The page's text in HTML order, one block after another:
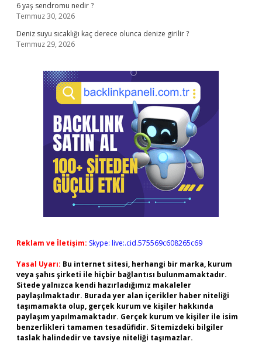
6 yaş sendromu nedir ?
Temmuz 30, 2026
Deniz suyu sıcaklığı kaç derece olunca denize girilir ?
Temmuz 29, 2026
Reklam ve İletişim: Skype: live:.cid.575569c608265c69
Yasal Uyarı: Bu internet sitesi, herhangi bir marka, kurum
veya şahıs şirketi ile hiçbir bağlantısı bulunmamaktadır.
Sitede yalnızca kendi hazırladığımız makaleler
paylaşılmaktadır. Burada yer alan içerikler haber niteliği
taşımamakta olup, gerçek kurum ve kişiler hakkında
paylaşım yapılmamaktadır. Gerçek kurum ve kişiler ile isim
benzerlikleri tamamen tesadüfidir. Sitemizdeki bilgiler
taslak halindedir ve tavsiye niteliği taşımazlar.